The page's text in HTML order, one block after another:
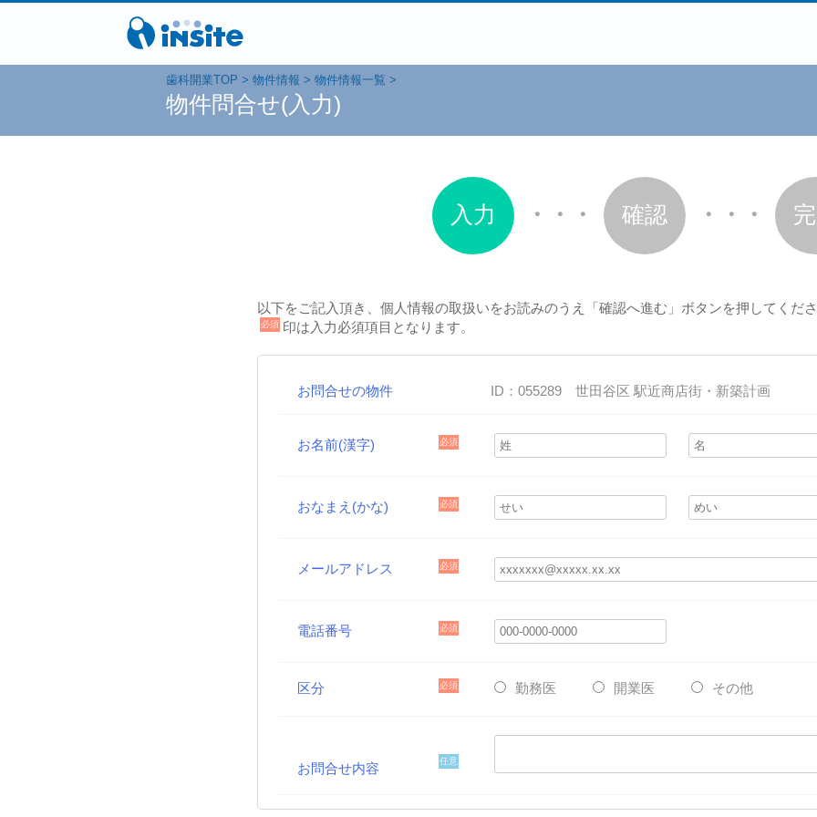
歯科開業TOP 物件情報 物件情報一覧
物件問合せ(入力)
入力 ・・・ 確認 ・・・
以下をご記入頂き、個人情報の取扱いをお読みのうえ「確認へ進む」ボタンを押してくださ
必須 印は入力必須項目となります。
お問合せの物件 ID：055289 世田谷区 駅近商店街・新築計画
お名前(漢字) 必須
おなまえ(かな) 必須
メールアドレス 必須
電話番号 必須
区分 必須 勤務医 開業医 その他
お問合せ内容 任意